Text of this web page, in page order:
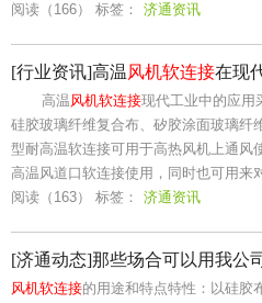
阅读（166） 标签： 济通资讯
[行业资讯]高温风机软连接在现
高温风机软连接现代工业中的应用
硅胶玻璃纤维复合布、矽胶涂面玻璃
型耐高温软连接可用于高热风机上通风
高温风道口软连接使用，同时也可用来
阅读（163） 标签： 济通资讯
[济通动态]那些场合可以用我公
风机软连接的用途和特点特性：以硅胶